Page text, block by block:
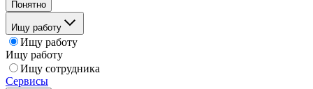
Понятно
Ищу работу
Ищу работу
Ищу работу
Ищу сотрудника
Сервисы